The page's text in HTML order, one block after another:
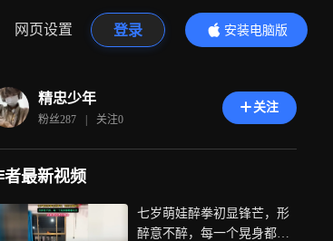
网页设置 登录
安装电脑版
内容更精彩
精忠少年
粉丝287 | 关注0
关注
者最新视频
七岁萌娃醉拳初显锋芒，形
醉意不醉，每一个晃身都藏